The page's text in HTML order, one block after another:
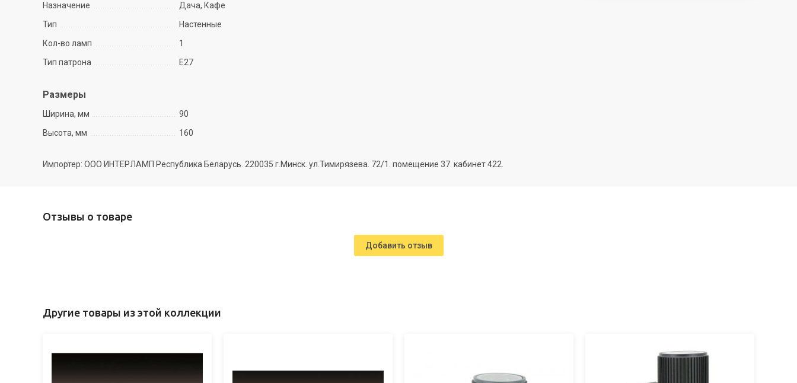
Назначение
Дача, Кафе
Тип
Настенные
Кол-во ламп
1
Тип патрона
E27
Размеры
Ширина, мм
90
Высота, мм
160
Импортер: ООО ИНТЕРЛАМП Республика Беларусь. 220035 г.Минск. ул.Тимирязева. 72/1. помещение 37. кабинет 422.
Отзывы о товаре
Добавить отзыв
Другие товары из этой коллекции